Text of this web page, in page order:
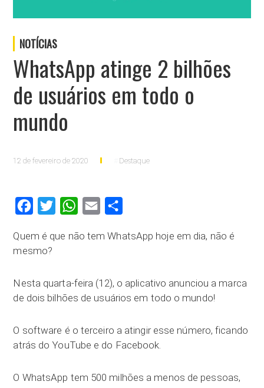
NOTÍCIAS
WhatsApp atinge 2 bilhões
de usuários em todo o
mundo
12 de fevereiro de 2020 Destaque
FacebookTwitter WhatsApp
Email
Quem é que não tem WhatsApp hoje em dia, não é
mesmo?
Nesta quarta-feira (12), o aplicativo anunciou a marca
de dois bilhões de usuários em todo o mundo!
O software é o terceiro a atingir esse número, ficando
atrás do YouTube e do Facebook.
O WhatsApp tem 500 milhões a menos de pessoas,